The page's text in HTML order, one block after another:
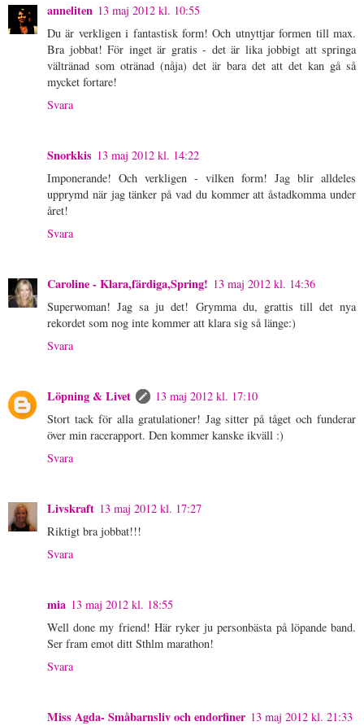
anneliten 13 maj 2012 kl. 10:55
Du är verkligen i fantastisk form! Och utnyttjar formen till max.
Bra jobbat! För inget är gratis - det är lika jobbigt att springa
vältränad som otränad (nåja) det är bara det att det kan gå så
mycket fortare!
Svara
Snorkkis 13 maj 2012 kl. 14:22
Imponerande! Och verkligen - vilken form! Jag blir alldeles
upprymd när jag tänker på vad du kommer att åstadkomma under
året!
Svara
Caroline - Klara,färdiga,Spring! 13 maj 2012 kl. 14:36
Superwoman! Jag sa ju det! Grymma du, grattis till det nya
rekordet som nog inte kommer att klara sig så länge:)
Svara
Löpning & Livet
13 maj 2012 kl. 17:10
Stort tack för alla gratulationer! Jag sitter på tåget och funderar
över min racerapport. Den kommer kanske ikväll :)
Svara
Livskraft 13 maj 2012 kl. 17:27
Riktigt bra jobbat!!!
Svara
mia 13 maj 2012 kl. 18:55
Well done my friend! Här ryker ju personbästa på löpande band.
Ser fram emot ditt Sthlm marathon!
Svara
Miss Agda- Småbarnsliv och endorfiner 13 maj 2012 kl. 21:33